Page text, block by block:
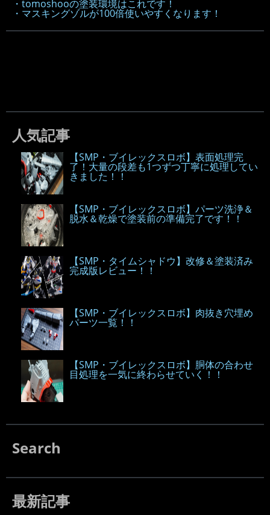
・tomoshooの塗装環境はこれです！
・マスキングゾルが100倍使いやすくなります！
人気記事
【SMP・ブイレックスロボ】表面処理完
了！大量の段差も1つずつ丁寧に処理してい
きました！！
【SMP・ブイレックスロボ】パーツ洗浄＆
脱水＆乾燥で塗装前の準備完了です！！
【SMP・タイムシャドウ】改修＆塗装済み
完成版レビュー！！
【SMP・ブイレックスロボ】肉抜き穴埋め
パーツ一覧！！
【SMP・ブイレックスロボ】胴体の合わせ
目処理を一気に終わらせていく！！
Search
最新記事